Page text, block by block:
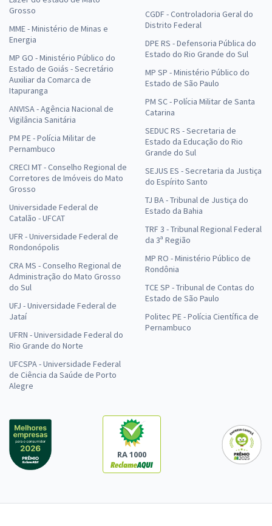
Grosso
MME - Ministério de Minas e
Energia
MP GO - Ministério Público do
Estado de Goiás - Secretário
Auxiliar da Comarca de
Itapuranga
ANVISA - Agência Nacional de
Vigilância Sanitária
PM PE - Polícia Militar de
Pernambuco
CRECI MT - Conselho Regional de
Corretores de Imóveis do Mato
Grosso
Universidade Federal de
Catalão - UFCAT
UFR - Universidade Federal de
Rondonópolis
CRA MS - Conselho Regional de
Administração do Mato Grosso
do Sul
UFJ - Universidade Federal de
Jataí
UFRN - Universidade Federal do
Rio Grande do Norte
UFCSPA - Universidade Federal
de Ciência da Saúde de Porto
Alegre
CGDF - Controladoria Geral do
Distrito Federal
DPE RS - Defensoria Pública do
Estado do Rio Grande do Sul
MP SP - Ministério Público do
Estado de São Paulo
PM SC - Polícia Militar de Santa
Catarina
SEDUC RS - Secretaria de
Estado da Educação do Rio
Grande do Sul
SEJUS ES - Secretaria da Justiça
do Espírito Santo
TJ BA - Tribunal de Justiça do
Estado da Bahia
TRF 3 - Tribunal Regional Federal
da 3ª Região
MP RO - Ministério Público de
Rondônia
TCE SP - Tribunal de Contas do
Estado de São Paulo
Politec PE - Polícia Científica de
Pernambuco
RA 1000